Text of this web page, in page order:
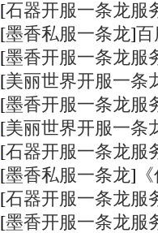
[石器开服一条龙服
[墨香私服一条龙]百
[墨香开服一条龙服
[美丽世界开服一条
[墨香开服一条龙服
[美丽世界开服一条
[石器开服一条龙服
[墨香私服一条龙]
[石器开服一条龙服
[墨香开服一条龙服